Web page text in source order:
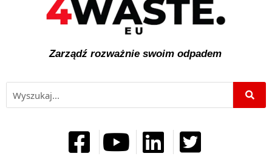
Zarządź rozważnie swoim odpadem